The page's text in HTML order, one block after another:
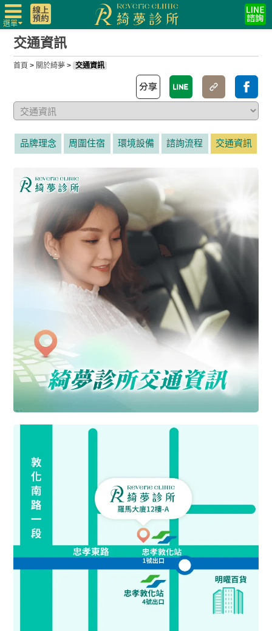
選單
交通資訊
首頁 > 關於綺夢 > 交通資訊
品牌理念 周圍住宿 環境設備 諮詢流程 交通資訊